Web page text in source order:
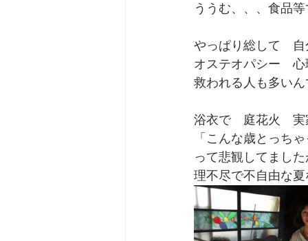
ううむ、、、食品
やっぱり総して　
オステオパシー　
救われる人も多い
浴衣で　庭花火　
「こんな歳とっち
って悲観してまし
理不尽で不自由な